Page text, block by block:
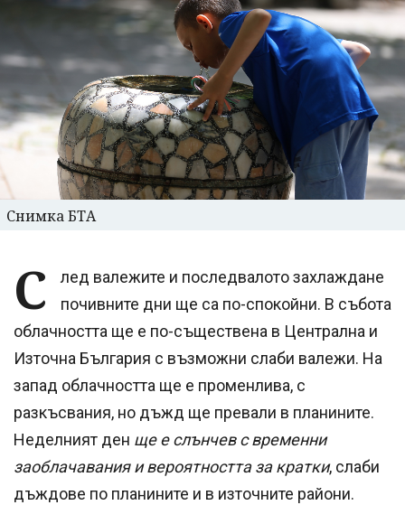
Снимка БТА
С
лед валежите и последвалото захлаждане
почивните дни ще са по-спокойни. В събота
облачността ще е по-съществена в Централна и
Източна България с възможни слаби валежи. На
запад облачността ще е променлива, с
разкъсвания, но дъжд ще превали в планините.
Неделният ден ще е слънчев с временни
заоблачавания и вероятността за кратки, слаби
дъждове по планините и в източните райони.